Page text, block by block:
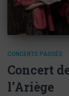
CONCERTS PASSÉS
Concert
l’Ariège